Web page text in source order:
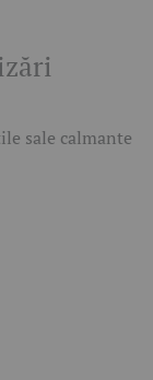
sale calmante